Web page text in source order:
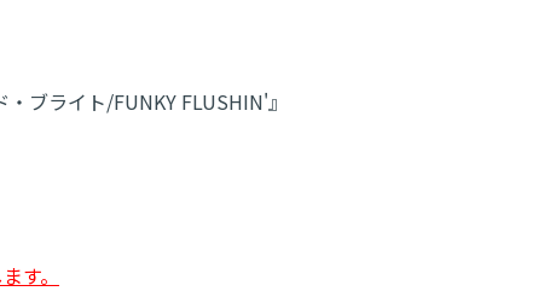
ブライト/FUNKY FLUSHIN'』
す。